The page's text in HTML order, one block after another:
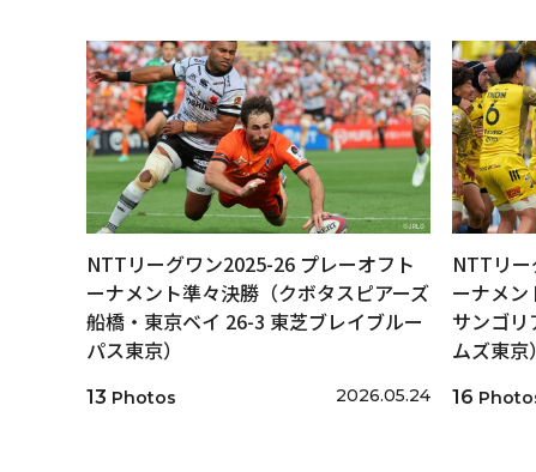
NTTリーグワン2025-26 プレーオフト
ーナメント準々決勝（クボタスピアーズ
船橋・東京ベイ 26-3 東芝ブレイブルー
パス東京）
13 Photos 2026.05.24
NTTリ
ーナメン
サンゴリ
ムズ東京）
16